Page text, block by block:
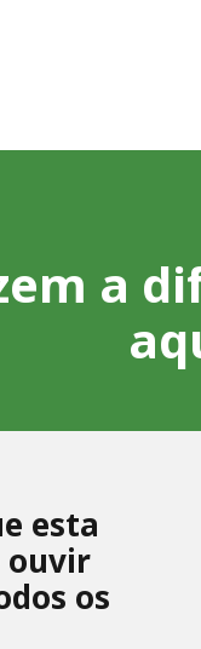
a
esta
ouvir
os